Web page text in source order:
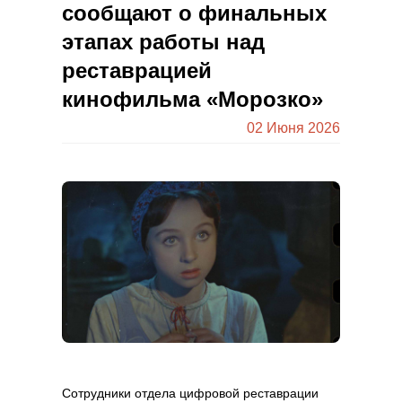
сообщают о финальных
этапах работы над
реставрацией
кинофильма «Морозко»
02 Июня 2026
Сотрудники отдела цифровой реставрации